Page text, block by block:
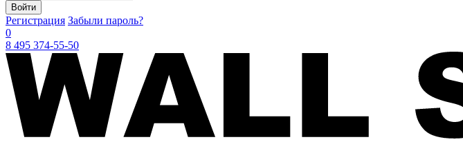
Войти
Регистрация Забыли пароль?
0
8 495 374-55-50